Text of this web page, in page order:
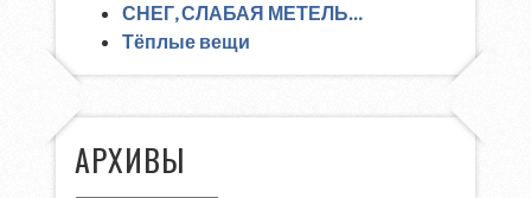
СНЕГ, СЛАБАЯ МЕТЕЛЬ…
Тёплые вещи
АРХИВЫ